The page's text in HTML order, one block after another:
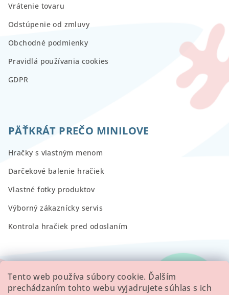
Tento web používa súbory cookie. Ďalším
prechádzaním tohto webu vyjadrujete súhlas s ich
Vrátenie tovaru
Odstúpenie od zmluvy
Obchodné podmienky
Pravidlá používania cookies
GDPR
PÄŤKRÁT PREČO MINILOVE
Hračky s vlastným menom
Darčekové balenie hračiek
Vlastné fotky produktov
Výborný zákaznícky servis
Kontrola hračiek pred odoslaním
RECENZIE